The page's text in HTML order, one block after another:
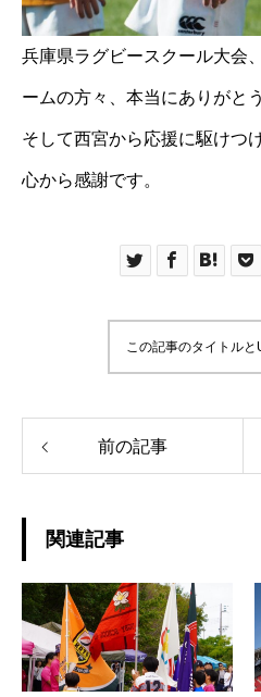
兵庫県ラグビースクール大会
ームの方々、本当にありがと
そして西宮から応援に駆けつ
心から感謝です。
この記事のタイトル
前の記事
関連記事